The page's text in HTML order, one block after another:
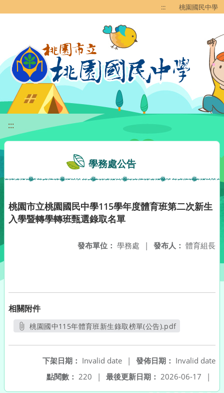
::: 桃園國民中學
:::
學務處公告
桃園市立桃園國民中學115學年度體育班第二次新生
入學暨轉學轉班甄選錄取名單
發布人： 體育組長
發布單位： 學務處 |
相關附件
桃園國中115年體育班新生錄取榜單(公告).pdf
發佈日期： Invalid date
下架日期： Invalid date
|
最後更新日期： 2026-06-17 |
點閱數： 220 |